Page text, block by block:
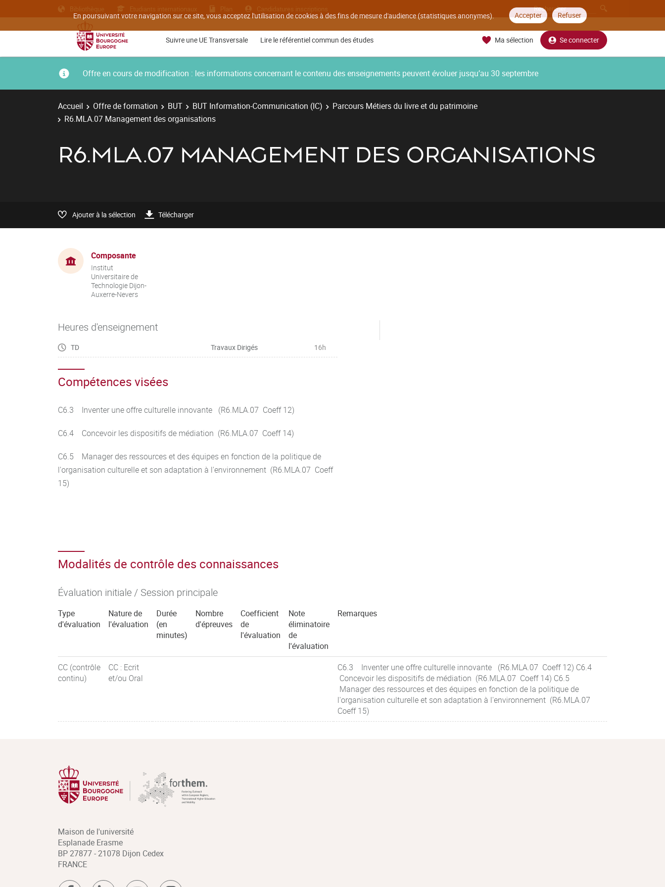
En poursuivant votre navigation sur ce site, vous acceptez l'utilisation de cookies à des fins de mesure d'audience (statistiques anonymes). Accepter Refuser
Bibliothèque Etudiants internationaux Plan Candidatures inscriptions
Suivre une UE Transversale Lire le référentiel commun des études Ma sélection Se connecter
Offre en cours de modification : les informations concernant le contenu des enseignements peuvent évoluer jusqu’au 30 septembre
Accueil Offre de formation BUT BUT Information-Communication (IC)
Parcours Métiers du livre et du patrimoine
R6.MLA.07 Management des organisations
R6.MLA.07 MANAGEMENT DES ORGANISATIONS
Ajouter à la sélection Télécharger
Composante
Institut
Universitaire de
Technologie Dijon-
Auxerre-Nevers
Heures d'enseignement
TD Travaux Dirigés 16h
Compétences visées
C6.3 Inventer une offre culturelle innovante (R6.MLA.07 Coeff 12)
C6.4 Concevoir les dispositifs de médiation (R6.MLA.07 Coeff 14)
C6.5 Manager des ressources et des équipes en fonction de la politique de
l'organisation culturelle et son adaptation à l'environnement (R6.MLA.07 Coeff
15)
Modalités de contrôle des connaissances
Évaluation initiale / Session principale
Type
d'évaluation
Nature de
l'évaluation
Durée
(en
minutes)
Nombre
d'épreuves
Coefficient
de
l'évaluation
Note
éliminatoire
de
l'évaluation
Remarques
CC (contrôle
continu)
CC : Ecrit
et/ou Oral
C6.3 Inventer une offre culturelle innovante (R6.MLA.07 Coeff 12) C6.4
Concevoir les dispositifs de médiation (R6.MLA.07 Coeff 14) C6.5
Manager des ressources et des équipes en fonction de la politique de
l'organisation culturelle et son adaptation à l'environnement (R6.MLA.07
Coeff 15)
Maison de l'université
Esplanade Erasme
BP 27877 - 21078 Dijon Cedex
FRANCE